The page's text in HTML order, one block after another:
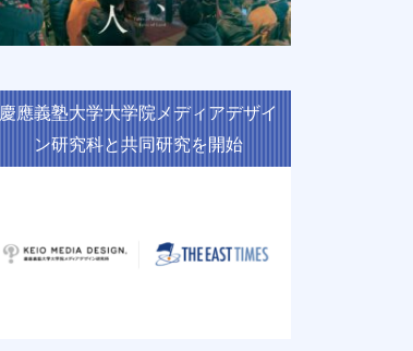
慶應義塾大学大学院メディアデザイ
ン研究科と共同研究を開始